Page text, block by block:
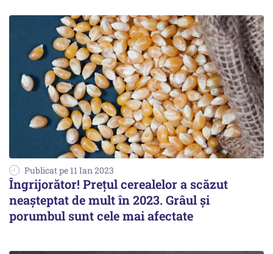
Publicat pe 11 Ian 2023
Îngrijorător! Preţul cerealelor a scăzut
neaşteptat de mult în 2023. Grâul și
porumbul sunt cele mai afectate